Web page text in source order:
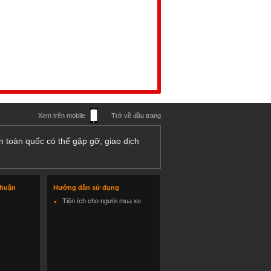
Xem trên mobile Trở về đầu trang
toàn quốc có thể gặp gỡ, giao dịch
Hướng dẫn sử dụng
Tiện ích cho người mua xe